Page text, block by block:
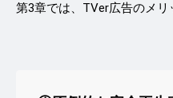
第3章では、TVer広告のメリ